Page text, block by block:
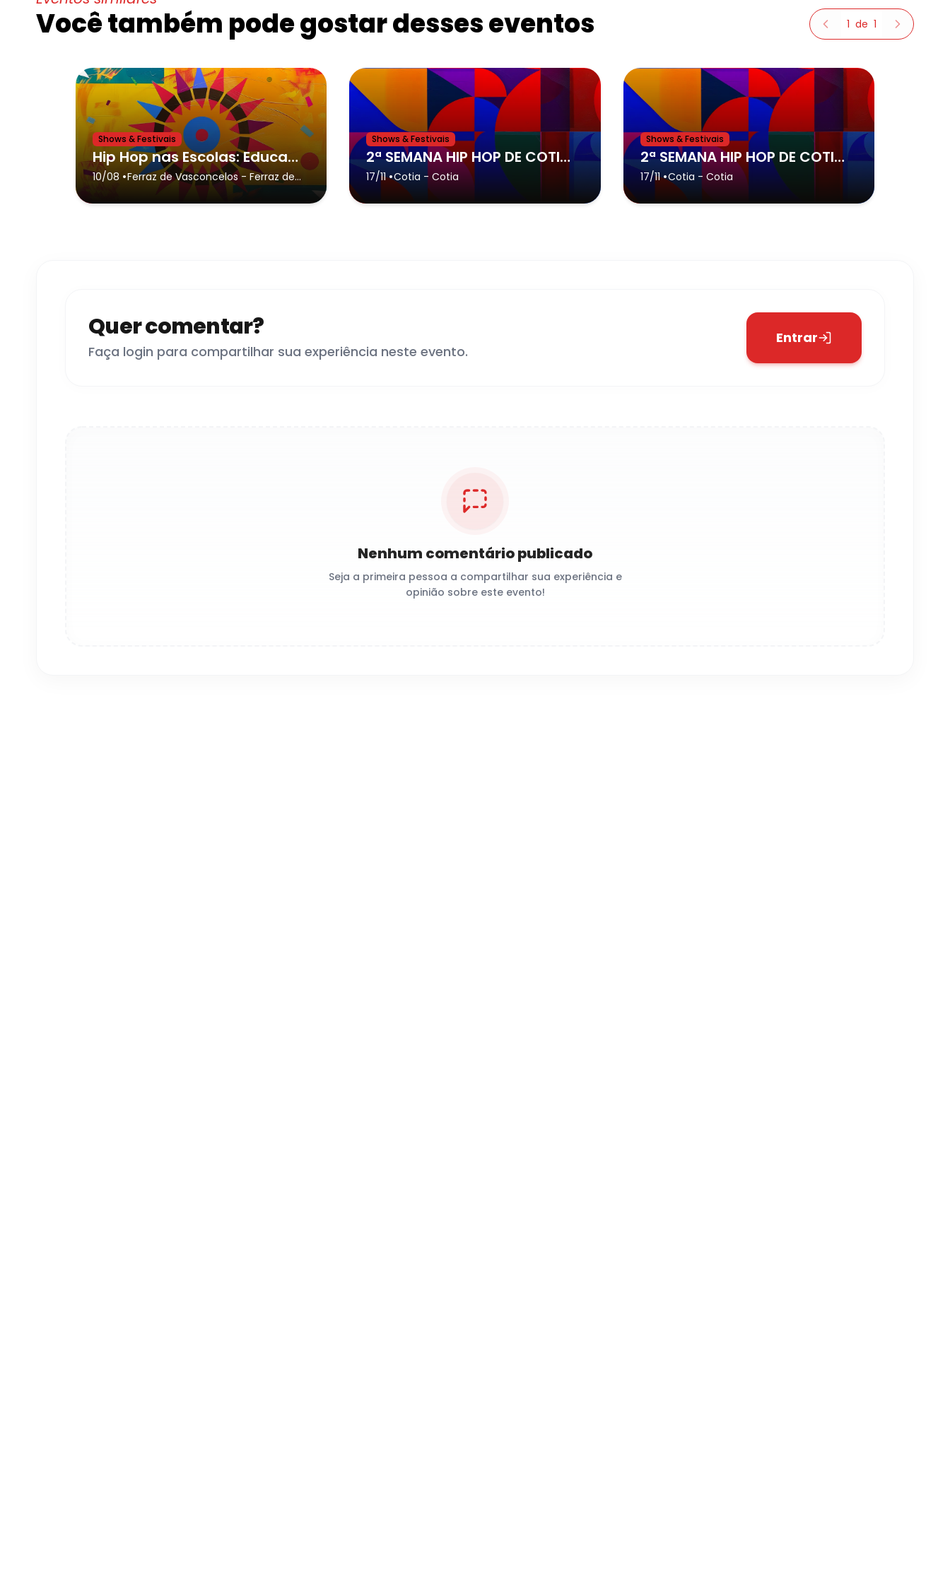
Você também pode gostar desses eventos 1 de 1
Shows & Festivais
Hip Hop nas Escolas: Educação, Cultura e Transformação,Ferraz de Vasconcelos
10/08 •Ferraz de Vasconcelos- Ferraz de
Vasconcelos
Shows & Festivais
2ª SEMANA HIP HOP DE COTIA - Cotia
17/11 •Cotia - Cotia
Shows & Festivais
2ª SEMANA HIP HOP DE COTIA - Cotia
17/11 •Cotia - Cotia
Quer comentar?
Faça login para compartilhar sua experiência neste evento.
Entrar
Nenhum comentário publicado
Seja a primeira pessoa a compartilhar sua experiência e
opinião sobre este evento!